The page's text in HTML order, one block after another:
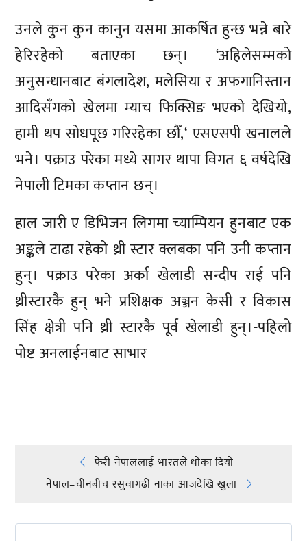
उनले कुन कुन कानुन यसमा आकर्षित हुन्छ भन्ने बारे
हेरिरहेको बताएका छन्। ‘अहिलेसम्मको
अनुसन्धानबाट बंगलादेश, मलेसिया र अफगानिस्तान
आदिसँगको खेलमा म्याच फिक्सिङ भएको देखियो,
हामी थप सोधपूछ गरिरहेका छौँ,‘ एसएसपी खनालले
भने। पक्राउ परेका मध्ये सागर थापा विगत ६ वर्षदेखि
नेपाली टिमका कप्तान छन्।
हाल जारी ए डिभिजन लिगमा च्याम्पियन हुनबाट एक
अङ्कले टाढा रहेको थ्री स्टार क्लबका पनि उनी कप्तान
हुन्। पक्राउ परेका अर्का खेलाडी सन्दीप राई पनि
थ्रीस्टारकै हुन् भने प्रशिक्षक अञ्जन केसी र विकास
सिंह क्षेत्री पनि थ्री स्टारकै पूर्व खेलाडी हुन्।-पहिलो
पोष्ट अनलाईनबाट साभार
Post
navigation
फेरी नेपाललाई भारतले धोका दियो
नेपाल–चीनबीच रसुवागढी नाका आजदेखि खुला